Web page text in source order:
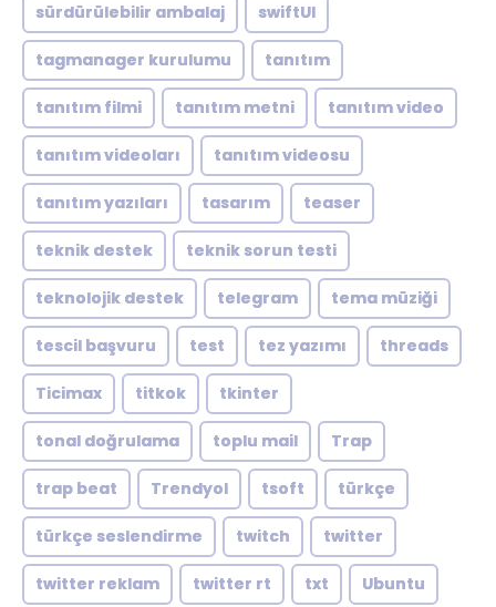
sürdürülebilir ambalaj swiftUI
tagmanager kurulumu tanıtım
tanıtım filmi tanıtım metni tanıtım video
tanıtım videoları tanıtım videosu
tanıtım yazıları tasarım teaser
teknik destek teknik sorun testi
teknolojik destek telegram tema müziği
tescil başvuru test tez yazımı threads
Ticimax titkok tkinter
tonal doğrulama toplu mail Trap
trap beat Trendyol tsoft türkçe
türkçe seslendirme twitch twitter
twitter reklam twitter rt txt Ubuntu